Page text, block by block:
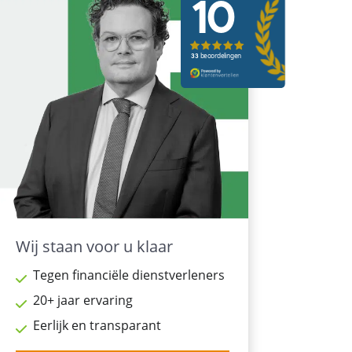
Wij staan voor u klaar
Tegen financiële dienstverleners
20+ jaar ervaring
Eerlijk en transparant